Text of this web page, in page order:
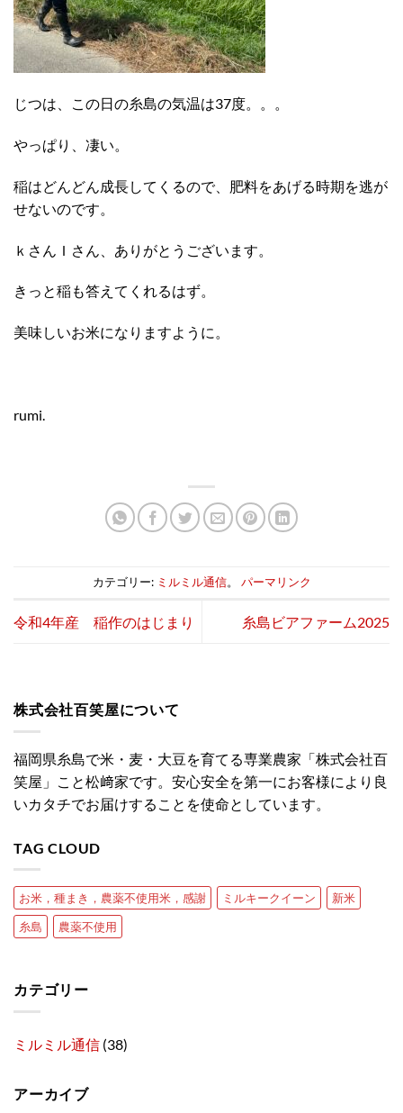
じつは、この日の糸島の気温は37度。。。
やっぱり、凄い。
稲はどんどん成長してくるので、肥料をあげる時期を逃が
せないのです。
ｋさんＩさん、ありがとうございます。
きっと稲も答えてくれるはず。
美味しいお米になりますように。
rumi.
カテゴリー: ミルミル通信。 パーマリンク
令和4年産 稲作のはじまり 糸島ビアファーム2025
株式会社百笑屋について
福岡県糸島で米・麦・大豆を育てる専業農家「株式会社百
笑屋」こと松﨑家です。安心安全を第一にお客様により良
いカタチでお届けすることを使命としています。
TAG CLOUD
お米，種まき，農薬不使用米，感謝 ミルキークイーン
新米
糸島
農薬不使用
カテゴリー
ミルミル通信 (38)
アーカイブ